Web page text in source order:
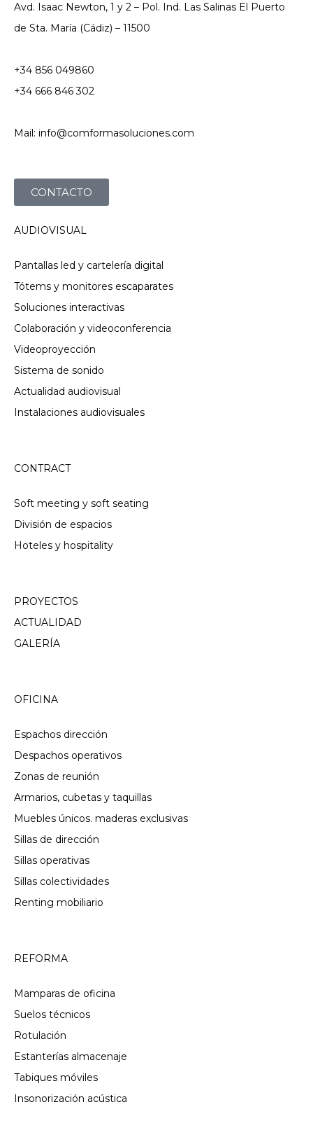
Avd. Isaac Newton, 1 y 2 – Pol. Ind. Las Salinas El Puerto
de Sta. María (Cádiz) – 11500
+34 856 049860
+34 666 846 302
Mail: info@comformasoluciones.com
CONTACTO
AUDIOVISUAL
Pantallas led y cartelería digital
Tótems y monitores escaparates
Soluciones interactivas
Colaboración y videoconferencia
Videoproyección
Sistema de sonido
Actualidad audiovisual
Instalaciones audiovisuales
CONTRACT
Soft meeting y soft seating
División de espacios
Hoteles y hospitality
PROYECTOS
ACTUALIDAD
GALERÍA
OFICINA
Espachos dirección
Despachos operativos
Zonas de reunión
Armarios, cubetas y taquillas
Muebles únicos. maderas exclusivas
Sillas de dirección
Sillas operativas
Sillas colectividades
Renting mobiliario
REFORMA
Mamparas de oficina
Suelos técnicos
Rotulación
Estanterías almacenaje
Tabiques móviles
Insonorización acústica